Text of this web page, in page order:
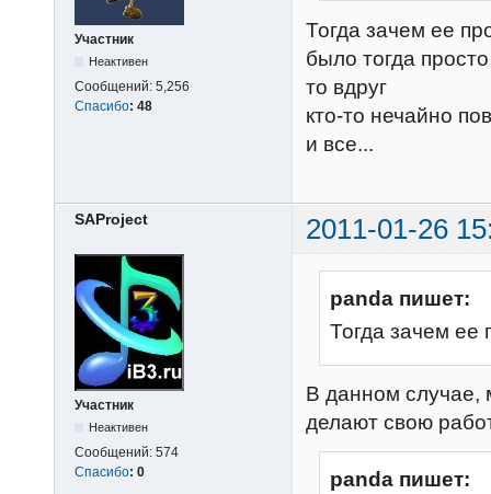
Участник
Неактивен
Сообщений: 5,256
Спасибо: 48
Тогда зачем ее
было тогда
то вдруг
кто-то нечайно
и все...
SAProject 2011-01-26
Участник
Неактивен
Сообщений: 574
Спасибо: 0
panda пишет:
Тогда зачем ее
В данном случае,
делают свою
panda пишет: